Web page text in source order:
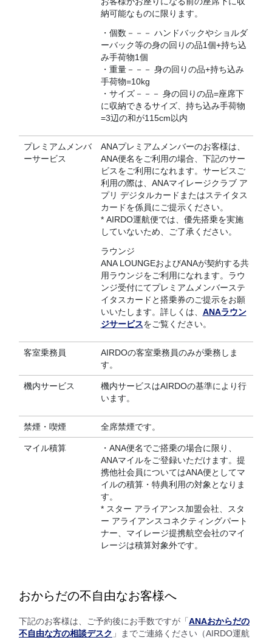
納可能なものに限ります。
・個数－－－ ハンドバックやショルダ
ーバック等の身の回りの品1個+持ち込
み手荷物1個
・重量－－－ 身の回りの品+持ち込み
手荷物=10kg
・サイズ－－－ 身の回りの品=座席下
に収納できるサイズ、持ち込み手荷物
=3辺の和が115cm以内
プレミアムメンバ
ーサービス
ANAプレミアムメンバーのお客様は、
ANA便名をご利用の場合、下記のサー
ビスをご利用になれます。サービスご
利用の際は、ANAマイレージクラブ ア
プリ デジタルカードまたはステイタス
カードを係員にご提示ください。
* AIRDO運航便では、優先搭乗を実施
していないため、ご了承ください。
ラウンジ
ANA LOUNGEおよびANAが契約する共
用ラウンジをご利用になれます。ラウ
ンジ受付にてプレミアムメンバーステ
イタスカードと搭乗券のご提示をお願
いいたします。詳しくは、 ANAラウン
ジサービスをご覧ください。
客室乗務員
AIRDOの客室乗務員のみが乗務しま
す。
機内サービス
機内サービスはAIRDOの基準により行
います。
禁煙・喫煙 全席禁煙です。
マイル積算
・ANA便名でご搭乗の場合に限り、
ANAマイルをご登録いただけます。提
携他社会員についてはANA便としてマ
イルの積算・特典利用の対象となりま
す。
* スター アライアンス加盟会社、スタ
ー アライアンスコネクティングパート
ナー、マイレージ提携航空会社のマイ
レージは積算対象外です。
おからだの不自由なお客様へ
下記のお客様は、ご予約後にお手数ですが「 ANAおからだの
不自由な方の相談デスク 」までご連絡ください（AIRDO運航